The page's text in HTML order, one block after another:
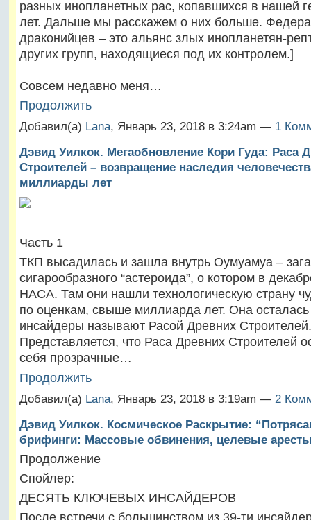
разных инопланетных рас, копавшихся в нашей
лет. Дальше мы расскажем о них больше.
драконийцев – это альянс злых инопланетян-
других групп, находящиеся под их контролем.]
Совсем недавно меня…
Продолжить
Добавил(а) Lana, Январь 23, 2018 в 3:24am — 1
Дэвид Уилкок. Мегаобновление Кори Гуда: Раса
Строителей – возвращение наследия
миллиарды лет
Часть 1
ТКП высадилась и зашла внутрь Оумуамуа –
сигарообразного “астероида”, о котором в
НАСА. Там они нашли технологическую страну
по оценкам, свыше миллиарда лет. Она осталась
инсайдеры называют Расой Древних Строителей.
Представляется, что Раса Древних Строителей
себя прозрачные…
Продолжить
Добавил(а) Lana, Январь 23, 2018 в 3:19am — 2
Дэвид Уилкок. Космическое Раскрытие:
брифинги: Массовые обвинения, целевые
Продолжение
Спойлер:
ДЕСЯТЬ КЛЮЧЕВЫХ ИНСАЙДЕРОВ